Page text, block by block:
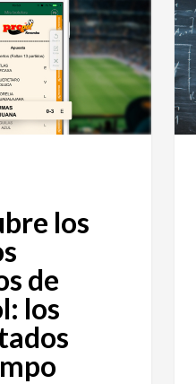
los
de
los